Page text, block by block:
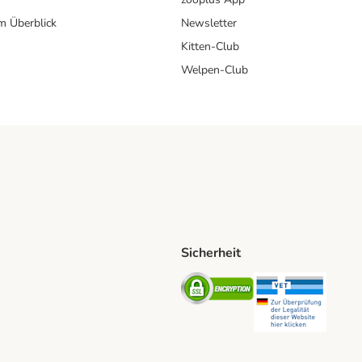
Überblick
Newsletter
Kitten-Club
Welpen-Club
Post Shipping Method
Sicherheit
Security